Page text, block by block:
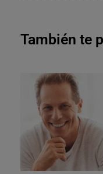
También te